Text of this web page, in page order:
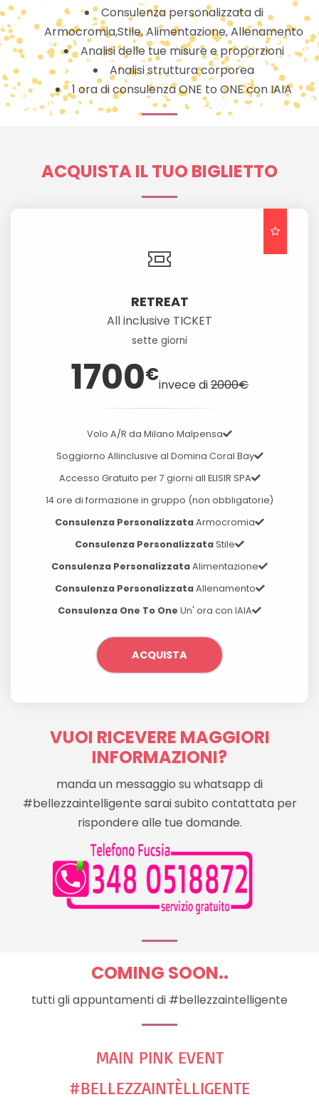
Consulenza personalizzata di
Armocromia,Stile, Alimentazione, Allenamento
Analisi delle tue misure e proporzioni
Analisi struttura corporea
1 ora di consulenza ONE to ONE con IAIA
ACQUISTA IL TUO BIGLIETTO
RETREAT
All inclusive TICKET
sette giorni
1700€invece di2000€
Volo A/R da Milano Malpensa
Soggiorno Allinclusive al Domina Coral Bay
Accesso Gratuito per 7 giorni all ELISIR SPA
14 ore di formazione in gruppo (non obbligatorie)
Consulenza PersonalizzataArmocromia
Consulenza PersonalizzataStile
Consulenza PersonalizzataAlimentazione
Consulenza PersonalizzataAllenamento
Consulenza One To One Un' ora con IAIA
ACQUISTA
VUOI RICEVERE MAGGIORI
INFORMAZIONI?
manda un messaggio su whatsapp di
#bellezzaintelligente sarai subito contattata per
rispondere alle tue domande.
COMING SOON..
tutti gli appuntamenti di #bellezzaintelligente
MAIN PINK EVENT
#BELLEZZAINTÈLLIGENTE